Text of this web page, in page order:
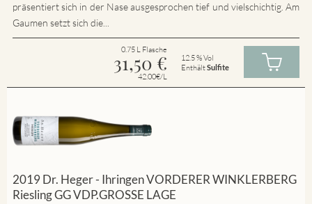
präsentiert sich in der Nase ausgesprochen tief und vielschichtig. Am
Gaumen setzt sich die...
0.75 L Flasche
31,50 €
42.00€/L
12.5 % Vol
EnthältSulfite
2019 Dr. Heger - Ihringen VORDERER WINKLERBERG
Riesling GG VDP.GROSSE LAGE